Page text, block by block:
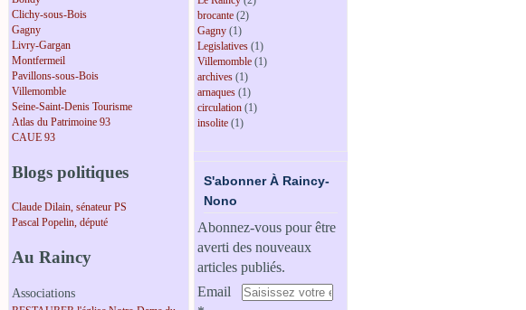
Clichy-sous-Bois
Gagny
Livry-Gargan
Montfermeil
Pavillons-sous-Bois
Villemomble
Seine-Saint-Denis Tourisme
Atlas du Patrimoine 93
CAUE 93
Blogs politiques
Claude Dilain, sénateur PS
Pascal Popelin, député
Au Raincy
Associations
brocante (2)
Gagny (1)
Legislatives (1)
Villemomble (1)
archives (1)
arnaques (1)
circulation (1)
insolite (1)
S'abonner À Raincy-
Nono
Abonnez-vous pour être
averti des nouveaux
articles publiés.
Email